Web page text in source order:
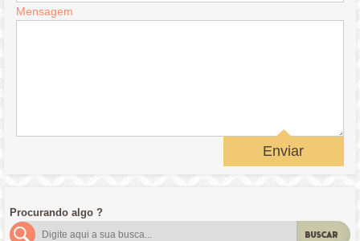
Mensagem
Enviar
Procurando algo ?
BUSCAR